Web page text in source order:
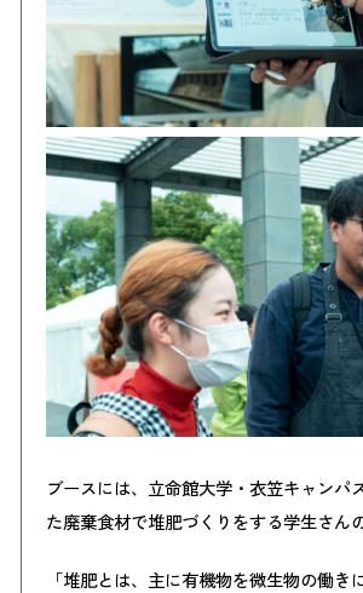
ブースには、立命館大学・衣笠キャンパ
た廃棄食材で堆肥づくりをする学生さん
「堆肥とは、主に有機物を微生物の働き